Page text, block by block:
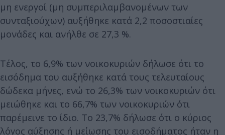
μη ενεργοί (μη συμπεριλαμβανομένων των
συνταξιούχων) αυξήθηκε κατά 2,2 ποσοστιαίες
μονάδες και ανήλθε σε 27,3 %.
Τέλος, το 6,9% των νοικοκυριών δήλωσε ότι το
εισόδημα του αυξήθηκε κατά τους τελευταίους
δώδεκα μήνες, ενώ το 26,3% των νοικοκυριών ότι
μειώθηκε και το 66,7% των νοικοκυριών ότι
παρέμεινε το ίδιο. Το 23,7% δήλωσε ότι ο κύριος
λόγος αύξησης ή μείωσης του εισοδήματος ήταν η